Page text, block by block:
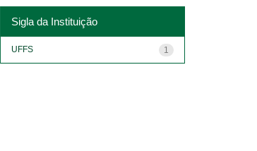
Sigla da Instituição
1
UFFS